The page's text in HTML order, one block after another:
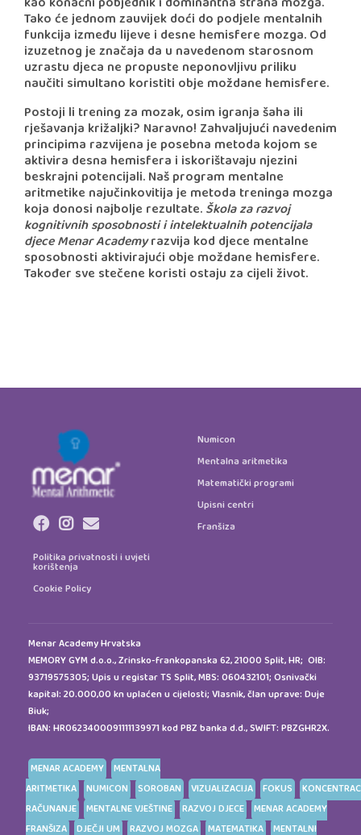
Tako će jednom zauvijek doći do podjele mentalnih
funkcija između lijeve i desne hemisfere mozga. Od
izuzetnog je značaja da u navedenom starosnom
uzrastu djeca ne propuste neponovljivu priliku
naučiti simultano koristiti obje moždane hemisfere.
Postoji li trening za mozak, osim igranja šaha ili
rješavanja križaljki? Naravno! Zahvaljujući navedenim
principima razvijena je posebna metoda kojom se
aktivira desna hemisfera i iskorištavaju njezini
beskrajni potencijali. Naš program mentalne
aritmetike najučinkovitija je metoda treninga mozga
koja donosi najbolje rezultate.Škola za razvoj
kognitivnih sposobnosti i intelektualnih potencijala
djece Menar Academyrazvija kod djece mentalne
sposobnosti aktivirajući obje moždane hemisfere.
Također sve stečene koristi ostaju za cijeli život.
Politika privatnosti i uvjeti
korištenja
Cookie Policy
Numicon
Mentalna aritmetika
Matematički programi
Upisni centri
Franšiza
Menar Academy Hrvatska
MEMORY GYM d.o.o., Zrinsko-frankopanska 62, 21000 Split, HR; OIB:
93719575305; Upis u registar TS Split, MBS: 060432101; Osnivački
kapital: 20.000,00 kn uplaćen u cijelosti; Vlasnik, član uprave: Duje
Biuk;
IBAN: HR0623400091111139971 kod PBZ banka d.d., SWIFT: PBZGHR2X.
MENAR ACADEMY MENTALNA
ARITMETIKA NUMICON SOROBAN VIZUALIZACIJA FOKUS
RAČUNANJE MENTALNE VJEŠTINE RAZVOJ DJECE MENAR ACADEMY
FRANŠIZA DJEČJI UM RAZVOJ MOZGA MATEMATIKA MENTALNI